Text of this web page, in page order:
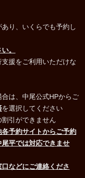
り、いくらでも予約し
。
援をご利用いただけな
は、中尾公式HPからご
を選択してください
引ができません
予約サイトからご予約
平では対応できませ
などにご連絡くださ